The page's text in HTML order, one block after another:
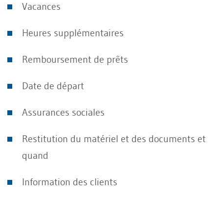
Vacances
Heures supplémentaires
Remboursement de prêts
Date de départ
Assurances sociales
Restitution du matériel et des documents et
quand
Information des clients